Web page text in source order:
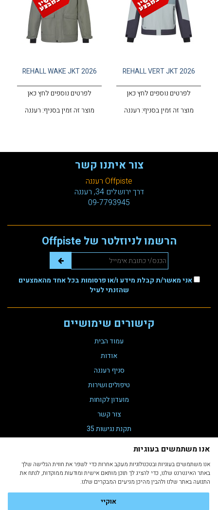
אנו משתמשים בעוגיות
אנו משתמשים בעוגיות ובטכנולוגיות מעקב אחרות כדי לשפר את חווית הגלישה שלך
באתר האינטרנט שלנו, כדי להציג לך תוכן מותאם אישית ומודעות ממוקדות, לנתח את
התנועה באתר שלנו ולהבין מהיכן מגיעים המבקרים שלנו.
אוקיי
REHALL VERT JKT 2026
לפרטים נוספים לחץ כאן
מוצר זה זמין בסניף: רעננה
REHALL WAKE JKT 2026
לפרטים נוספים לחץ כאן
מוצר זה זמין בסניף: רעננה
קישורים שימושיים
עמוד הבית
אודות
סניף רעננה
טיפולים ושירות
מועדון לקוחות
צור קשר
תקנת נגישות 35
תקנון ותנאי שימוש
הרשמו לניוזלטר של Offpiste
אני מאשר/ת קבלת מידע ו/או פרסומות בכל אחד מהאמצעים
שהזנתי לעיל
צור איתנו קשר
Offpiste רעננה
דרך ירושלים 34, רעננה
09-7793945